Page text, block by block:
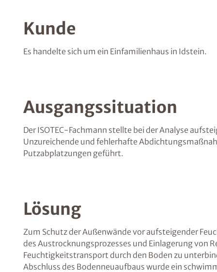
Kunde
Es handelte sich um ein Einfamilienhaus in Idstein.
Ausgangssituation
Der ISOTEC-Fachmann stellte bei der Analyse
Unzureichende und fehlerhafte
Putzabplatzungen geführt.
Lösung
Zum Schutz der Außenwände vor aufsteigender
des Austrocknungsprozesses und Einlagerung von
Feuchtigkeitstransport durch den Boden zu
Abschluss des Bodenneuaufbaus wurde ein